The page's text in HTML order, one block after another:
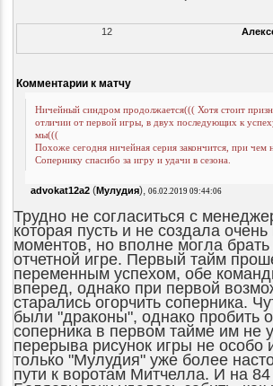
12
Комментарии к матчу
Ничейный синдром продолжается((( Хотя стоит
отличии от первой игры, в двух последующих к
мы(((
Похоже сегодня ничейная серия закончится, при чем
Сопернику спасибо за игру и удачи в сезона.
advokat12a2(Мулудия), 06.02.2019 09:44:06
Трудно не согласиться с
которая пусть и не создала очень
моментов, но вполне могла
отчетной игре. Первый тайм
переменным успехом, обе
вперед, однако при первой
старались огорчить соперника.
были "драконы", однако пробить
соперника в первом тайме им не
перерыва рисунок игры не особо
только "Мулудия" уже более
пути к воротам Митчелла. И на